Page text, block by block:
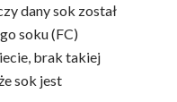
dany sok został
soku (FC)
brak takiej
sok jest